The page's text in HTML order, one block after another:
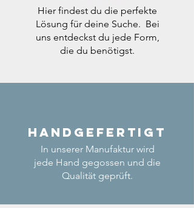
Hier findest du die perfekte
Lösung für deine Suche. Bei
uns entdeckst du jede Form,
die du benötigst.
Handgefertigt
In unserer Manufaktur wird
jede Hand gegossen und die
Qualität geprüft.